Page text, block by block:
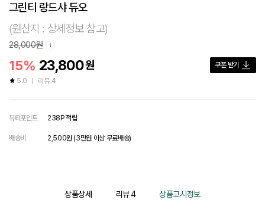
그린티 랑드샤 듀오
(원산지 : 상세정보 참고)
28,000원
15% 23,800원
쿠폰 받기
5.0
리뷰 4
뷰티포인트 238P 적립
배송비 2,500원 (3만원 이상 무료배송)
상품상세 리뷰4 상품고시정보